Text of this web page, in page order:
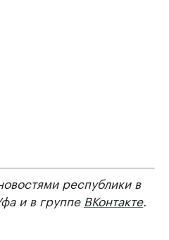
республики в
и в группе ВКонтакте.